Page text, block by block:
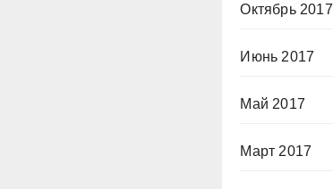
Октябрь 2017
Июнь 2017
Май 2017
Март 2017